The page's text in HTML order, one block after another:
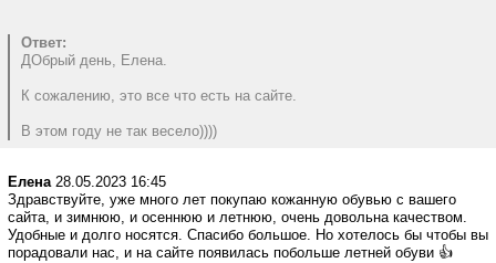
Ответ:
ДОбрый день, Елена.
К сожалению, это все что есть на сайте.
В этом году не так весело))))
Елена28.05.2023 16:45
Здравствуйте, уже много лет покупаю кожанную обувью с вашего
сайта, и зимнюю, и осеннюю и летнюю, очень довольна качеством.
Удобные и долго носятся. Спасибо большое. Но хотелось бы чтобы вы
порадовали нас, и на сайте появилась побольше летней обуви 👍